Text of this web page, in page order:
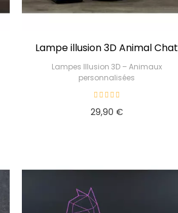
Lampe illusion 3D Animal Chat
Lampes Illusion 3D – Animaux
personnalisées
29,90 €